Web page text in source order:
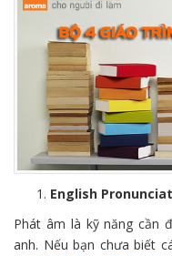
English
Phát âm là kỹ năng cần
anh. Nếu bạn chưa biết